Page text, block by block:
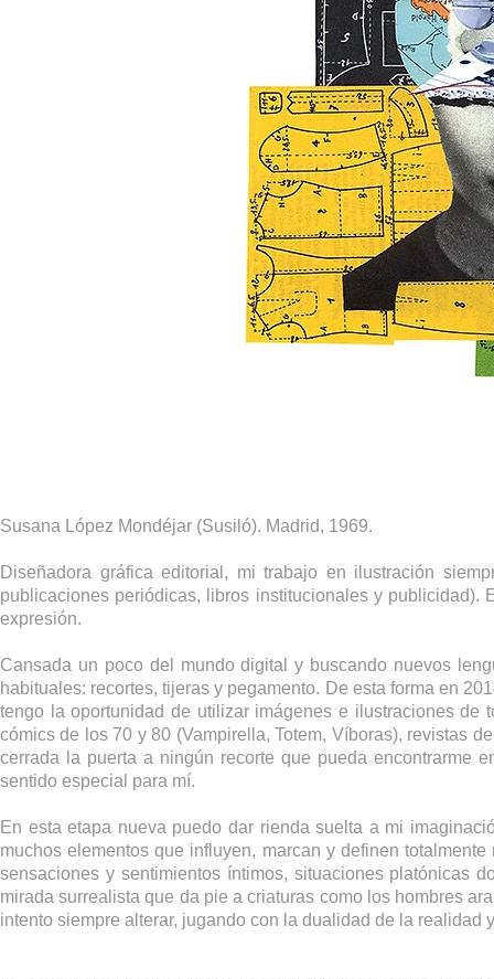
Susana López Mondéjar (Susiló). Madrid, 1969.
Diseñadora gráfica editorial, mi trabajo en ilustración
publicaciones periódicas, libros institucionales y
expresión.
Cansada un poco del mundo digital y buscando nuevos
habituales: recortes, tijeras y pegamento. De esta forma en
tengo la oportunidad de utilizar imágenes e ilustraciones
cómics de los 70 y 80 (Vampirella, Totem, Víboras), revistas
cerrada la puerta a ningún recorte que pueda encontrarme
sentido especial para mí.
En esta etapa nueva puedo dar rienda suelta a mi
muchos elementos que influyen, marcan y definen
sensaciones y sentimientos íntimos, situaciones platónicas
mirada surrealista que da pie a criaturas como los hombres
intento siempre alterar, jugando con la dualidad de la